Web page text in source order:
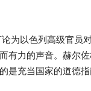
为以色列高级官员
有力的声音。赫尔
是充当国家的道德指